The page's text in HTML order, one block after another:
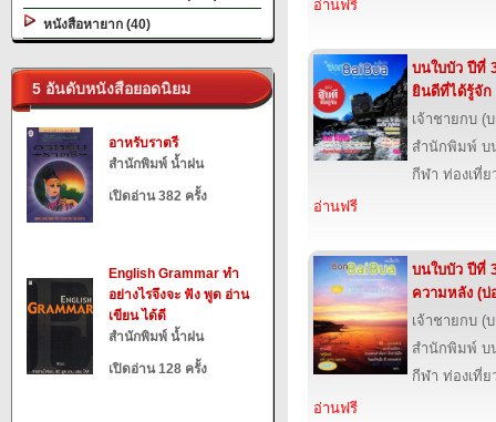
หนังสือหายาก (40)
5 อันดับหนังสือยอดนิยม
อาหรับราตรี
สำนักพิมพ์ น้ำฝน
เปิดอ่าน 382 ครั้ง
English Grammar ทำ
อย่างไรจึงจะ ฟัง พูด อ่าน
เขียน ได้ดี
สำนักพิมพ์ น้ำฝน
เปิดอ่าน 128 ครั้ง
อ่านฟรี
บนใบบัว ปีที่
ยินดีที่ได้รู้จัก
เจ้าชายกบ (
สำนักพิมพ์ บ
กีฬา ท่องเที่
อ่านฟรี
บนใบบัว ปีที่
ความหลัง (บ่
เจ้าชายกบ (
สำนักพิมพ์ บ
กีฬา ท่องเที่
อ่านฟรี